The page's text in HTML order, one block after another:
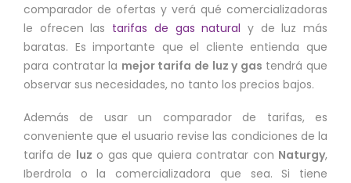
comparador de ofertas y verá qué comercializadoras
le ofrecen las tarifas de gas natural y de luz más
baratas. Es importante que el cliente entienda que
para contratar la mejor tarifa de luz y gas tendrá que
observar sus necesidades, no tanto los precios bajos.
Además de usar un comparador de tarifas, es
conveniente que el usuario revise las condiciones de la
tarifa de luz o gas que quiera contratar con Naturgy,
Iberdrola o la comercializadora que sea. Si tiene